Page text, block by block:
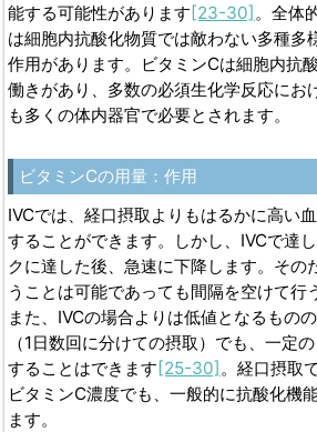
能する可能性があります [23-30] 。全体
は細胞内抗酸化物質では敵わない多種多
作用があります。ビタミンCは細胞内抗
働きがあり、多数の必須生化学反応にお
も多くの体内器官で必要とされます。
ビタミンCの用量：作用
IVCでは、経口摂取よりもはるかに高い
することができます。しかし、IVCで達
クに達した後、急速に下降します。その
うことは可能であっても間隔を空けて行
また、IVCの場合よりは低値となるもの
（1日数回に分けての摂取）でも、一定
することはできます [25-30] 。経口摂取
ビタミンC濃度でも、一般的に抗酸化機
ます。